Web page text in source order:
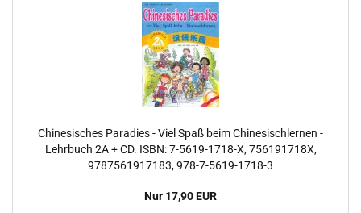
Chinesisches Paradies - Viel Spaß beim Chinesischlernen -
Lehrbuch 2A + CD. ISBN: 7-5619-1718-X, 756191718X,
9787561917183, 978-7-5619-1718-3
Nur 17,90 EUR